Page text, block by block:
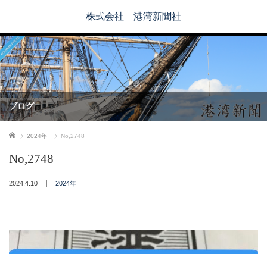
株式会社 港湾新聞社
ブログ
ホーム 2024年 No,2748
No,2748
2024.4.10 2024年